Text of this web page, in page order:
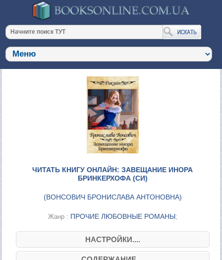
ЧИТАТЬ КНИГУ ОНЛАЙН: ЗАВЕЩАНИЕ ИНОРА
БРИНКЕРХОФА (СИ)
(ВОНСОВИЧ БРОНИСЛАВА АНТОНОВНА)
Жанр : ПРОЧИЕ ЛЮБОВНЫЕ РОМАНЫ;
НАСТРОЙКИ....